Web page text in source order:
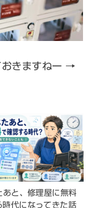
おきますねー →
あと、修理屋に無料
時代になってきた話